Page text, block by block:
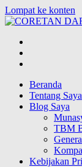
Lompat ke konten
Blog Wong Ndeso
Beranda
Tentang Saya
Blog Saya
TBM
Kebijakan